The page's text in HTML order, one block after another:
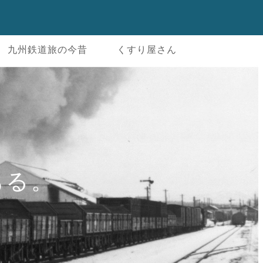
九州鉄道旅の今昔 くすり屋さん
。